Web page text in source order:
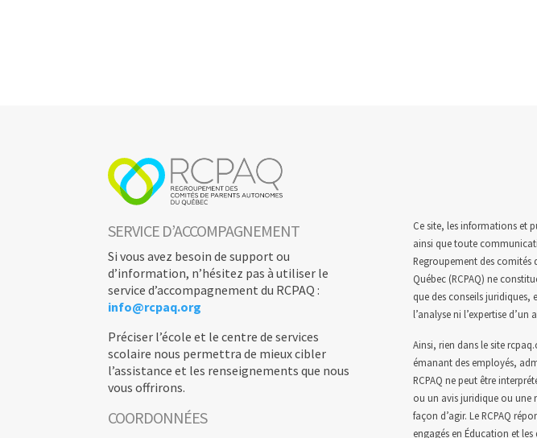
SERVICE D’ACCOMPAGNEMENT
Si vous avez besoin de support ou
d’information, n’hésitez pas à utiliser le
service d’accompagnement du RCPAQ :
info@rcpaq.org
Préciser l’école et le centre de services
scolaire nous permettra de mieux cibler
l’assistance et les renseignements que nous
vous offrirons.
COORDONNÉES
Ce site, les informations et
ainsi que toute
Regroupement des comités
Québec (RCPAQ) ne
que des conseils juridiques,
l’analyse ni l’expertise
Ainsi, rien dans le site
émanant des employés,
RCPAQ ne peut être
ou un avis juridique ou
façon d’agir. Le RCPAQ
engagés en Éducation et les